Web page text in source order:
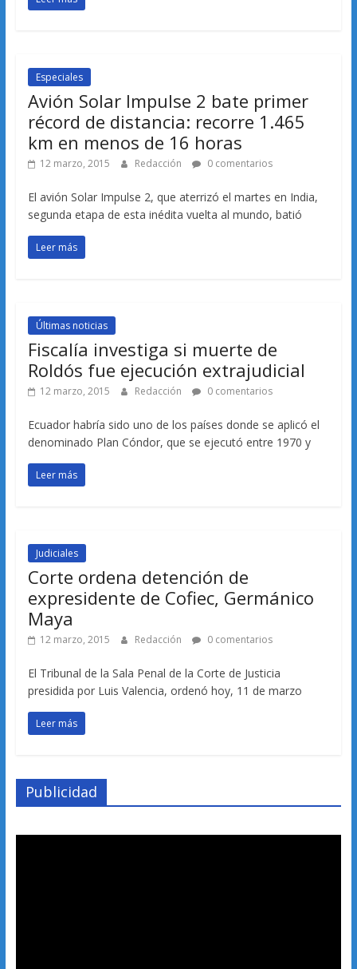
Especiales
Avión Solar Impulse 2 bate primer
récord de distancia: recorre 1.465
km en menos de 16 horas
12 marzo, 2015 Redacción 0 comentarios
El avión Solar Impulse 2, que aterrizó el martes en India,
segunda etapa de esta inédita vuelta al mundo, batió
Leer más
Últimas noticias
Fiscalía investiga si muerte de
Roldós fue ejecución extrajudicial
12 marzo, 2015 Redacción 0 comentarios
Ecuador habría sido uno de los países donde se aplicó el
denominado Plan Cóndor, que se ejecutó entre 1970 y
Leer más
Judiciales
Corte ordena detención de
expresidente de Cofiec, Germánico
Maya
12 marzo, 2015 Redacción 0 comentarios
El Tribunal de la Sala Penal de la Corte de Justicia
presidida por Luis Valencia, ordenó hoy, 11 de marzo
Leer más
Publicidad